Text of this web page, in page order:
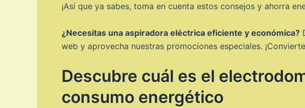
¡Así que ya sabes, toma en cuenta estos consejos y ahorra
¿Necesitas una aspiradora eléctrica eficiente y económica?
web y aprovecha nuestras promociones especiales.
Descubre cuál es el
consumo energético